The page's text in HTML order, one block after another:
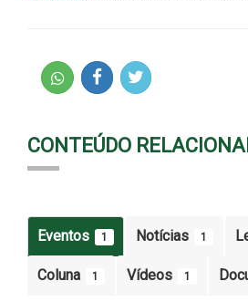
CONTEÚDO
Eventos 1 Notícias 1
Coluna 1 Vídeos 1